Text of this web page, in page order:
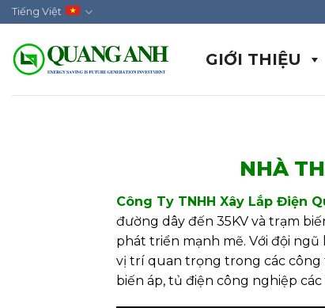
Skip
to
content
Tiếng Việt
GIỚI THIỆU
NHÀ
Công Ty TNHH Xây Lắp Điện
đường dây đến 35KV và trạm
phát triển mạnh mẽ. Với đội
vị trí quan trọng trong các công
biến áp, tủ điện công nghiệp